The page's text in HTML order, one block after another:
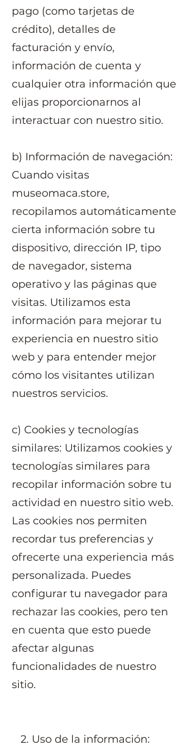
pago (como tarjetas de
crédito), detalles de
facturación y envío,
información de cuenta y
cualquier otra información que
elijas proporcionarnos al
interactuar con nuestro sitio.
b) Información de navegación:
Cuando visitas
museomaca.store,
recopilamos automáticamente
cierta información sobre tu
dispositivo, dirección IP, tipo
de navegador, sistema
operativo y las páginas que
visitas. Utilizamos esta
información para mejorar tu
experiencia en nuestro sitio
web y para entender mejor
cómo los visitantes utilizan
nuestros servicios.
c) Cookies y tecnologías
similares: Utilizamos cookies y
tecnologías similares para
recopilar información sobre tu
actividad en nuestro sitio web.
Las cookies nos permiten
recordar tus preferencias y
ofrecerte una experiencia más
personalizada. Puedes
configurar tu navegador para
rechazar las cookies, pero ten
en cuenta que esto puede
afectar algunas
funcionalidades de nuestro
sitio.
2. Uso de la información: